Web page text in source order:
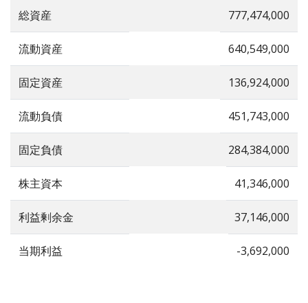
総資産 777,474,000
流動資産 640,549,000
固定資産 136,924,000
流動負債 451,743,000
固定負債 284,384,000
株主資本 41,346,000
利益剰余金 37,146,000
当期利益 -3,692,000